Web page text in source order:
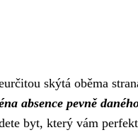
skýtá oběma
absence pevně
byt, který vám